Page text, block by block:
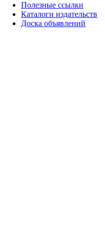
Полезные ссылки
Каталоги издательств
Доска объявлений